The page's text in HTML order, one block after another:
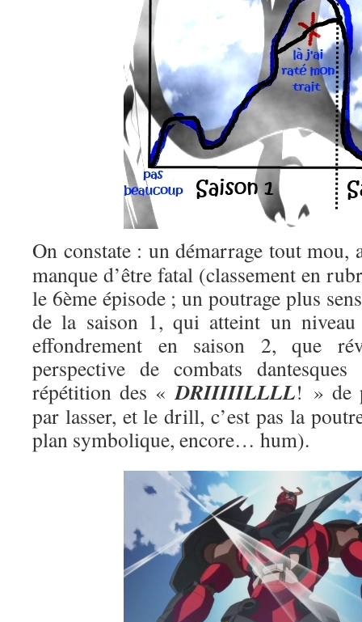
On constate : un démarrage tout mou,
manque d’être fatal (classement en
le 6ème épisode ; un poutrage plus
de la saison 1, qui atteint un
effondrement en saison 2, que
perspective de combats
répétition des «DRIIIIILLLL! » de
par lasser, et le drill, c’est pas la
plan symbolique, encore… hum).